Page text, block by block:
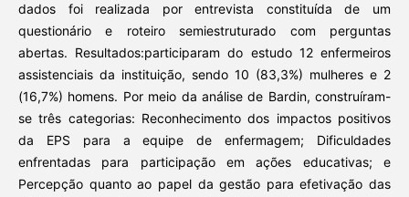
dados foi realizada por entrevista constituída de um
questionário e roteiro semiestruturado com perguntas
abertas. Resultados:participaram do estudo 12 enfermeiros
assistenciais da instituição, sendo 10 (83,3%) mulheres e 2
(16,7%) homens. Por meio da análise de Bardin, construíram-
se três categorias: Reconhecimento dos impactos positivos
da EPS para a equipe de enfermagem; Dificuldades
enfrentadas para participação em ações educativas; e
Percepção quanto ao papel da gestão para efetivação das